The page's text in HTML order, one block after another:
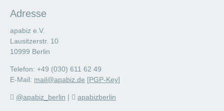
Adresse
apabiz e.V.
Lausitzerstr. 10
10999 Berlin
Telefon: +49 (030) 611 62 49
E-Mail: mail@apabiz.de [PGP-Key]
@apabiz_berlin | apabizberlin